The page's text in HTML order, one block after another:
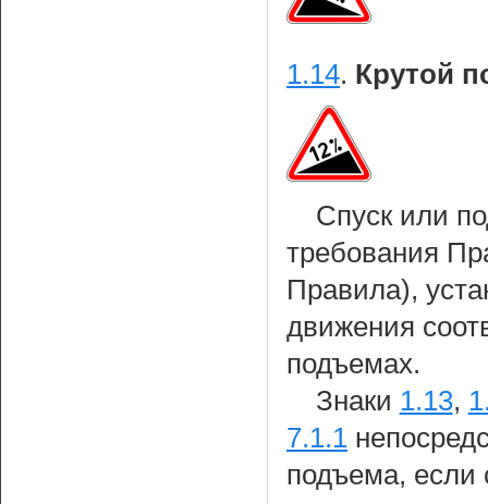
1.14. Крутой
Спуск или
требования
Правила),
движения
подъемах.
Знаки 1.13,
7.1.1
подъема, если